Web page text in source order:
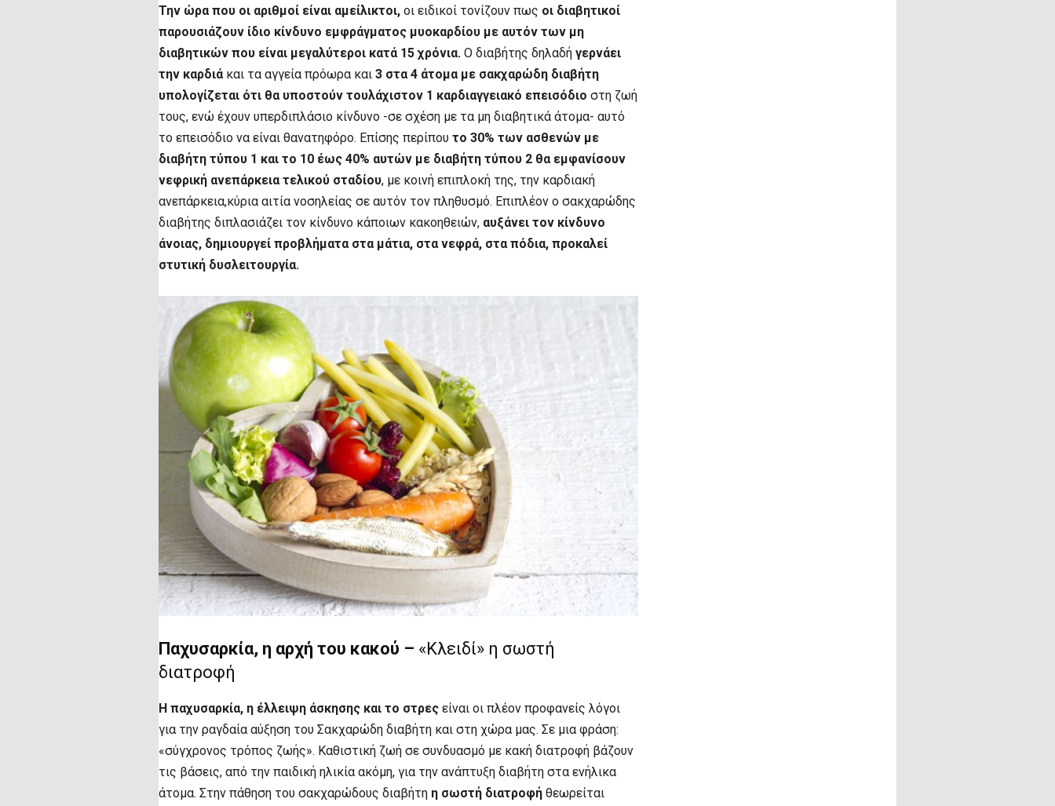
Την ώρα που οι αριθμοί είναι αμείλικτοι, οι ειδικοί τονίζουν πως οι διαβητικοί
παρουσιάζουν ίδιο κίνδυνο εμφράγματος μυοκαρδίου με αυτόν των μη
διαβητικών που είναι μεγαλύτεροι κατά 15 χρόνια. Ο διαβήτης δηλαδή γερνάει
την καρδιάκαι τα αγγεία πρόωρα και 3 στα 4 άτομα με σακχαρώδη διαβήτη
υπολογίζεται ότι θα υποστούν τουλάχιστον 1 καρδιαγγειακό επεισόδιο στη ζωή
τους, ενώ έχουν υπερδιπλάσιο κίνδυνο -σε σχέση με τα μη διαβητικά άτομα- αυτό
το επεισόδιο να είναι θανατηφόρο. Επίσης περίπου το 30% των ασθενών με
διαβήτη τύπου 1 και το 10 έως 40% αυτών με διαβήτη τύπου 2 θα εμφανίσουν
νεφρική ανεπάρκεια τελικού σταδίου, με κοινή επιπλοκή της, την καρδιακή
ανεπάρκεια,κύρια αιτία νοσηλείας σε αυτόν τον πληθυσμό. Επιπλέον ο σακχαρώδης
διαβήτης διπλασιάζει τον κίνδυνο κάποιων κακοηθειών, αυξάνει τον κίνδυνο
άνοιας, δημιουργεί προβλήματα στα μάτια, στα νεφρά, στα πόδια, προκαλεί
στυτική δυσλειτουργία.
Παχυσαρκία, η αρχή του κακού – «Κλειδί» η σωστή
διατροφή
Η παχυσαρκία, η έλλειψη άσκησης και το στρες είναι οι πλέον προφανείς λόγοι
για την ραγδαία αύξηση του Σακχαρώδη διαβήτη και στη χώρα μας. Σε μια φράση:
«σύγχρονος τρόπος ζωής». Καθιστική ζωή σε συνδυασμό με κακή διατροφή βάζουν
τις βάσεις, από την παιδική ηλικία ακόμη, για την ανάπτυξη διαβήτη στα ενήλικα
άτομα. Στην πάθηση του σακχαρώδους διαβήτη η σωστή διατροφή θεωρείται